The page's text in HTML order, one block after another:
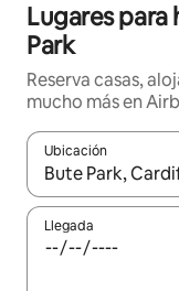
Lugares
Park
Reserva casas,
mucho más en
Ubicación
Cuando los
Llegada